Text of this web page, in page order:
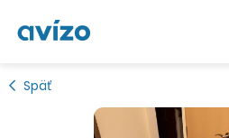
Späť